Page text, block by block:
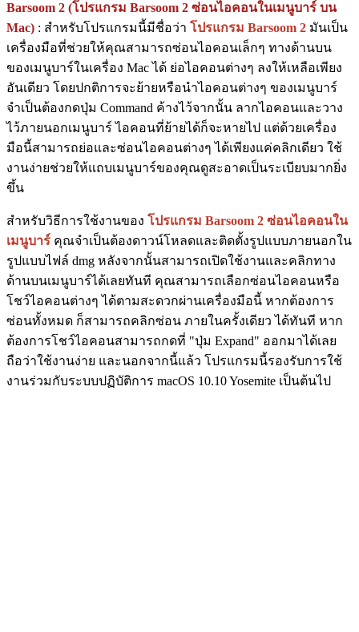
Barsoom 2 (โปรแกรม Barsoom 2 ซ่อนไอคอนในเมนูบาร์ บน
Mac) : สำหรับโปรแกรมนี้มีชื่อว่า โปรแกรม Barsoom 2 มันเป็น
เครื่องมือที่ช่วยให้คุณสามารถซ่อนไอคอนเล็กๆ ทางด้านบน
ของเมนูบาร์ในเครื่อง Mac ได้ ย่อไอคอนต่างๆ ลงให้เหลือเพียง
อันเดียว โดยปกติการจะย้ายหรือนำไอคอนต่างๆ ของเมนูบาร์
จำเป็นต้องกดปุ่ม Command ค้างไว้จากนั้น ลากไอคอนและวาง
ไว้ภายนอกเมนูบาร์ ไอคอนที่ย้ายได้ก็จะหายไป แต่ด้วยเครื่อง
มือนี้สามารถย่อและซ่อนไอคอนต่างๆ ได้เพียงแค่คลิกเดียว ใช้
งานง่ายช่วยให้แถบเมนูบาร์ของคุณดูสะอาดเป็นระเบียบมากยิ่ง
ขึ้น
สำหรับวิธีการใช้งานของ โปรแกรม Barsoom 2 ซ่อนไอคอนใน
เมนูบาร์ คุณจำเป็นต้องดาวน์โหลดและติดตั้งรูปแบบภายนอกใน
รูปแบบไฟล์ dmg หลังจากนั้นสามารถเปิดใช้งานและคลิกทาง
ด้านบนเมนูบาร์ได้เลยทันที คุณสามารถเลือกซ่อนไอคอนหรือ
โชว์ไอคอนต่างๆ ได้ตามสะดวกผ่านเครื่องมือนี้ หากต้องการ
ซ่อนทั้งหมด ก็สามารถคลิกซ่อน ภายในครั้งเดียว ได้ทันที หาก
ต้องการโชว์ไอคอนสามารถกดที่ "ปุ่ม Expand" ออกมาได้เลย
ถือว่าใช้งานง่าย และนอกจากนี้แล้ว โปรแกรมนี้รองรับการใช้
งานร่วมกับระบบปฏิบัติการ macOS 10.10 Yosemite เป็นต้นไป